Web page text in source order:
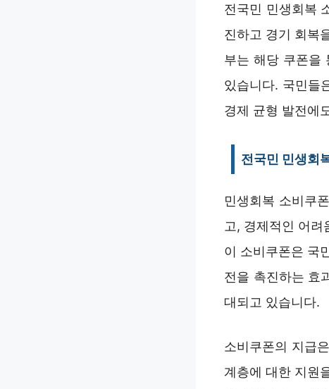
전국민 민생회복
진하고 경기 회복
부는 해당 쿠폰을
있습니다. 국민들
경제 균형 발전에
전국민 민생회
민생회복 소비쿠
고, 경제적인 어
이 소비쿠폰은 국
전을 촉진하는 효
대되고 있습니다.
소비쿠폰의 지급
계층에 대한 지원